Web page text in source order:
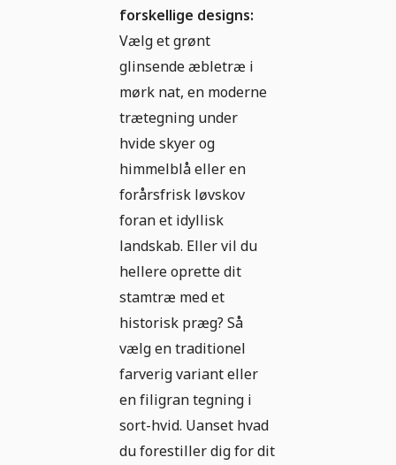
forskellige designs:
Vælg et grønt
glinsende æbletræ i
mørk nat, en moderne
trætegning under
hvide skyer og
himmelblå eller en
forårsfrisk løvskov
foran et idyllisk
landskab. Eller vil du
hellere oprette dit
stamtræ med et
historisk præg? Så
vælg en traditionel
farverig variant eller
en filigran tegning i
sort-hvid. Uanset hvad
du forestiller dig for dit